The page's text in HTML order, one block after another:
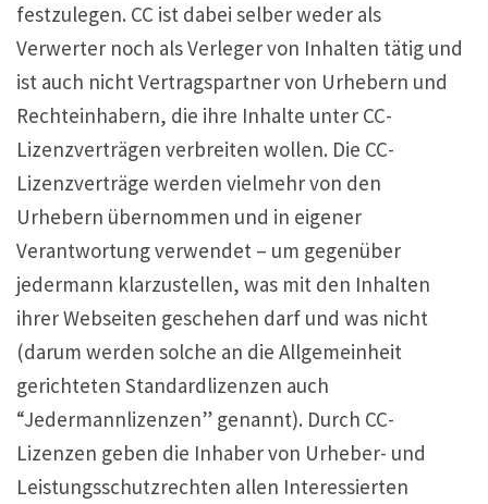
festzulegen. CC ist dabei selber weder als
Verwerter noch als Verleger von Inhalten tätig und
ist auch nicht Vertragspartner von Urhebern und
Rechteinhabern, die ihre Inhalte unter CC-
Lizenzverträgen verbreiten wollen. Die CC-
Lizenzverträge werden vielmehr von den
Urhebern übernommen und in eigener
Verantwortung verwendet – um gegenüber
jedermann klarzustellen, was mit den Inhalten
ihrer Webseiten geschehen darf und was nicht
(darum werden solche an die Allgemeinheit
gerichteten Standardlizenzen auch
“Jedermannlizenzen” genannt). Durch CC-
Lizenzen geben die Inhaber von Urheber- und
Leistungsschutzrechten allen Interessierten